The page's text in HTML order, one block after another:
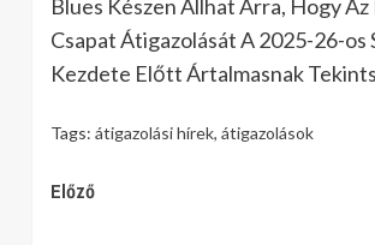
Blues Készen Állhat Arra, Hogy Az
Csapat Átigazolását A 2025-26-os
Kezdete Előtt Ártalmasnak
Tags: átigazolási hírek, átigazolások
Continue
Előző